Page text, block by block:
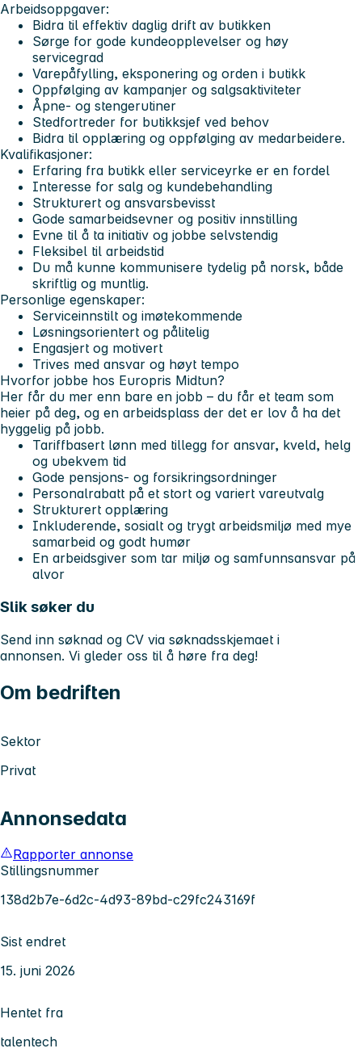
Arbeidsoppgaver:
Bidra til effektiv daglig drift av butikken
Sørge for gode kundeopplevelser og høy
servicegrad
Varepåfylling, eksponering og orden i butikk
Oppfølging av kampanjer og salgsaktiviteter
Åpne- og stengerutiner
Stedfortreder for butikksjef ved behov
Bidra til opplæring og oppfølging av medarbeidere.
Kvalifikasjoner:
Erfaring fra butikk eller serviceyrke er en fordel
Interesse for salg og kundebehandling
Strukturert og ansvarsbevisst
Gode samarbeidsevner og positiv innstilling
Evne til å ta initiativ og jobbe selvstendig
Fleksibel til arbeidstid
Du må kunne kommunisere tydelig på norsk, både
skriftlig og muntlig.
Personlige egenskaper:
Serviceinnstilt og imøtekommende
Løsningsorientert og pålitelig
Engasjert og motivert
Trives med ansvar og høyt tempo
Hvorfor jobbe hos Europris Midtun?
Her får du mer enn bare en jobb – du får et team som
heier på deg, og en arbeidsplass der det er lov å ha det
hyggelig på jobb.
Tariffbasert lønn med tillegg for ansvar, kveld, helg
og ubekvem tid
Gode pensjons- og forsikringsordninger
Personalrabatt på et stort og variert vareutvalg
Strukturert opplæring
Inkluderende, sosialt og trygt arbeidsmiljø med mye
samarbeid og godt humør
En arbeidsgiver som tar miljø og samfunnsansvar på
alvor
Slik søker du
Send inn søknad og CV via søknadsskjemaet i
annonsen. Vi gleder oss til å høre fra deg!
Om bedriften
Sektor
Privat
Annonsedata
Rapporter annonse
Stillingsnummer
138d2b7e-6d2c-4d93-89bd-c29fc243169f
Sist endret
15. juni 2026
Hentet fra
talentech